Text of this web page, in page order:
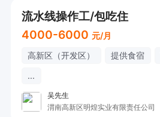
流水线操作工/包吃住
4000-6000 元/月
高新区（开发区） 提供食宿
...
吴先生
渭南高新区明煌实业有限责任公司